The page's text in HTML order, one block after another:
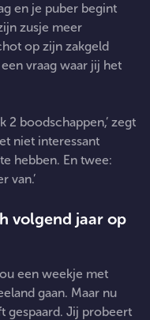
en je puber begint
zusje meer
op zijn zakgeld
vraag waar jij het
2 boodschappen,’ zegt
niet interessant
hebben. En twee:
van.’
volgend jaar op
een weekje met
gaan. Maar nu
gespaard. Jij probeert